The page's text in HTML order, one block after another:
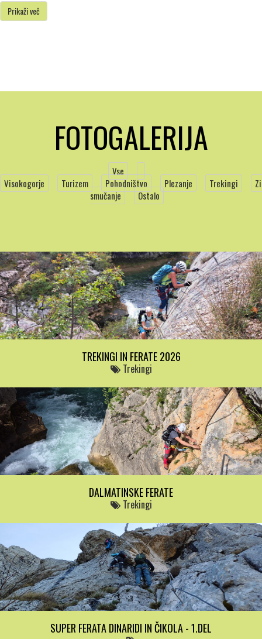
Prikaži več
FOTOGALERIJA
Vse
Visokogorje
Turizem Pohodništvo Plezanje Trekingi
smučanje
Ostalo
TREKINGI IN FERATE 2026
Trekingi
DALMATINSKE FERATE
Trekingi
SUPER FERATA DINARIDI IN ČIKOLA - 1.DEL